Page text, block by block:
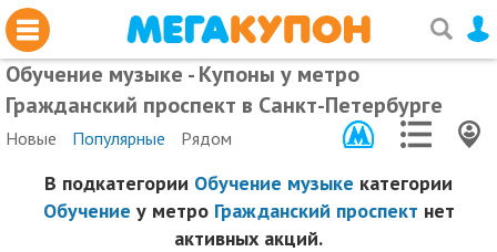
Обучение музыке - Купоны у метро
Гражданский проспект в Санкт-Петербурге
Новые Популярные Рядом
В подкатегории Обучение музыке категории
Обучение у метро Гражданский проспект нет
активных акций.